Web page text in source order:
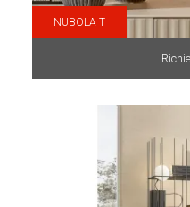
NUBOLA T